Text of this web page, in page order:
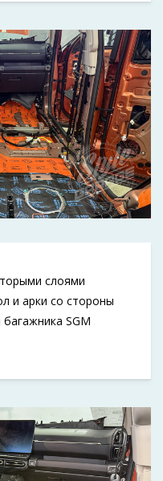
слоями
и арки со стороны
SGM